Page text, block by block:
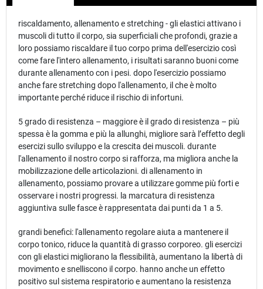
riscaldamento, allenamento e stretching - gli elastici attivano i
muscoli di tutto il corpo, sia superficiali che profondi, grazie a
loro possiamo riscaldare il tuo corpo prima dell'esercizio così
come fare l'intero allenamento, i risultati saranno buoni come
durante allenamento con i pesi. dopo l'esercizio possiamo
anche fare stretching dopo l'allenamento, il che è molto
importante perché riduce il rischio di infortuni.
5 grado di resistenza – maggiore è il grado di resistenza – più
spessa è la gomma e più la allunghi, migliore sarà l’effetto degli
esercizi sullo sviluppo e la crescita dei muscoli. durante
l'allenamento il nostro corpo si rafforza, ma migliora anche la
mobilizzazione delle articolazioni. di allenamento in
allenamento, possiamo provare a utilizzare gomme più forti e
osservare i nostri progressi. la marcatura di resistenza
aggiuntiva sulle fasce è rappresentata dai punti da 1 a 5.
grandi benefici: l'allenamento regolare aiuta a mantenere il
corpo tonico, riduce la quantità di grasso corporeo. gli esercizi
con gli elastici migliorano la flessibilità, aumentano la libertà di
movimento e snelliscono il corpo. hanno anche un effetto
positivo sul sistema respiratorio e aumentano la resistenza